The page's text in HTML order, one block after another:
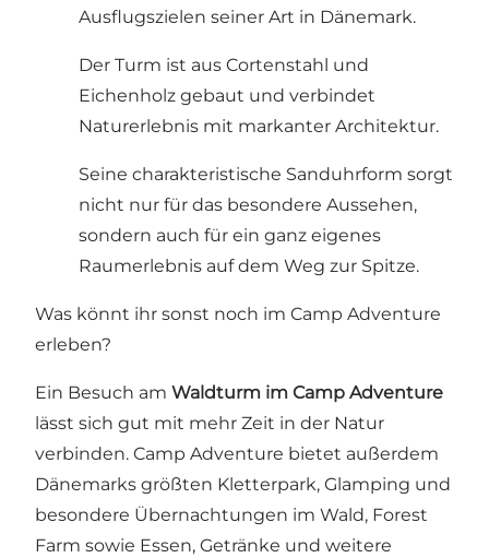
Ausflugszielen seiner Art in Dänemark.
Der Turm ist aus Cortenstahl und
Eichenholz gebaut und verbindet
Naturerlebnis mit markanter Architektur.
Seine charakteristische Sanduhrform sorgt
nicht nur für das besondere Aussehen,
sondern auch für ein ganz eigenes
Raumerlebnis auf dem Weg zur Spitze.
Was könnt ihr sonst noch im Camp Adventure
erleben?
Ein Besuch am Waldturm im Camp Adventure
lässt sich gut mit mehr Zeit in der Natur
verbinden. Camp Adventure bietet außerdem
Dänemarks größten Kletterpark, Glamping und
besondere Übernachtungen im Wald, Forest
Farm sowie Essen, Getränke und weitere